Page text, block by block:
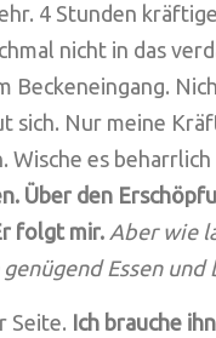
4 Stunden
nicht in das
Beckeneingang.
sich. Nur meine
Wische es
Über den
folgt mir. Aber wie
Essen und
Seite. Ich brauche